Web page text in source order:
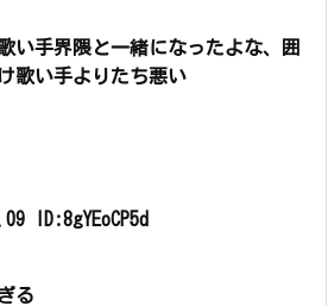
い手界隈と一緒になったよな、
囲
歌い手よりたち悪い
ID:8gYEoCP5d
る